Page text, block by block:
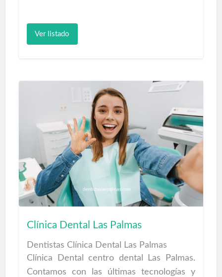
centro de reconocido prestigio que
Palmas de Gran Canaria y con sus 1500
metros cuadrados de superficie, está
provisto de las más modernas técnicas de
talasoterapia, con un personal
valiosamente capacitado que proporciona
al usuario los tratamientos más efectivos
del mercado, entre ellos señalamos:
Tratamientos Corporales, Tratamientos
Corporales Relajantes, Tratamientos
Faciales, Terapias acuáticas, Otras
terapias, Servicios Sanitarios, Circuitos,
CTU MEGA 20.
Equipos de rehabilitación Médica
Ver listado
Clínica Dental Las Palmas
Dentistas Clínica Dental Las Palmas
Clínica Dental centro dental Las Palmas.
Contamos con las últimas tecnologías y